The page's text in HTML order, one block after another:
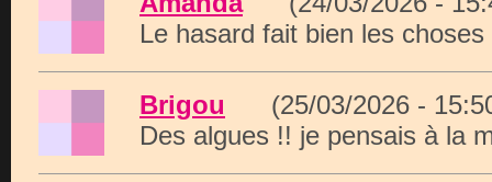
Le hasard fait bien les choses
Brigou (25/03/2026 -
Des algues !! je pensais à la